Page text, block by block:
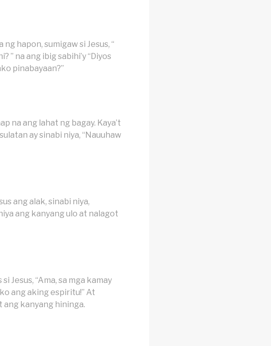
hapon, sumigaw si Jesus, “
” na ang ibig sabihi’y “Diyos
pinabayaan?”
na ang lahat ng bagay. Kaya’t
ay sinabi niya, “Nauuhaw
ang alak, sinabi niya,
ang kanyang ulo at nalagot
Jesus, “Ama, sa mga kamay
ang aking espiritu!” At
ang kanyang hininga.